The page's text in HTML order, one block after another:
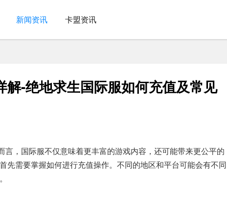
新闻资讯 卡盟资讯
-绝地求生国际服如何充值及常见
，国际服不仅意味着更丰富的游戏内容，还可能带来更公平的
先需要掌握如何进行充值操作。不同的地区和平台可能会有不同